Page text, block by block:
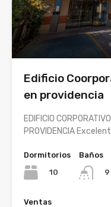
Edificio
en providencia
EDIFICIO
PROVIDENCIA
Dormitorios
10
Baños
9
Ventas